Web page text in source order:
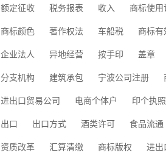
额定征收
税务报表 收入 商标使
商标颜色
著作权法 车船税 商标有
企业法人
异地经营 按手印 盖章
分支机构
建筑承包 宁波公司注册
进出口贸易公司
电商个体户 印个执照
出口
出口方式 酒类许可 食品流通
资质改革
汇算清缴 商标版权 进出